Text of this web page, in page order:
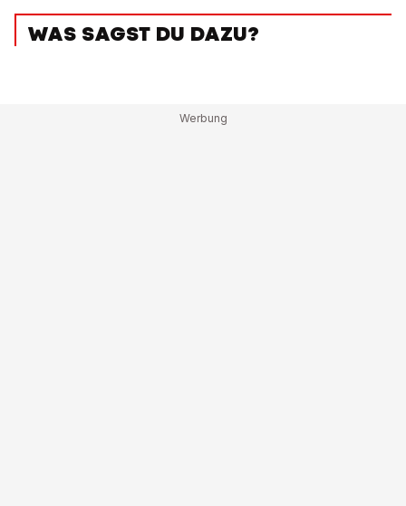
WAS SAGST DU DAZU?